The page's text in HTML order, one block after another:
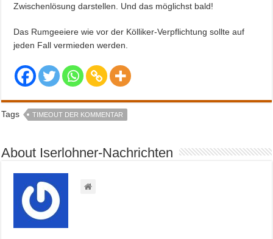
Zwischenlösung darstellen. Und das möglichst bald!
Das Rumgeeiere wie vor der Kölliker-Verpflichtung sollte auf
jeden Fall vermieden werden.
Tags TIMEOUT DER KOMMENTAR
About Iserlohner-Nachrichten